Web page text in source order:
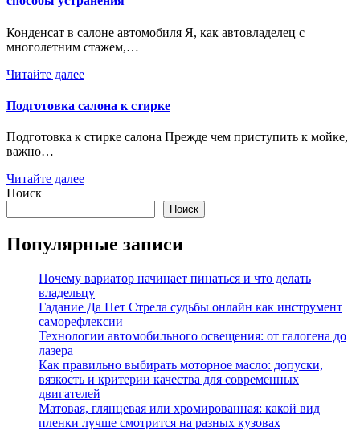
Конденсат в салоне автомобиля Я, как автовладелец с
многолетним стажем,…
Читайте далее
Подготовка салона к стирке
Подготовка к стирке салона Прежде чем приступить к мойке,
важно…
Читайте далее
Поиск
Поиск
Популярные записи
Почему вариатор начинает пинаться и что делать
владельцу
Гадание Да Нет Стрела судьбы онлайн как инструмент
саморефлексии
Технологии автомобильного освещения: от галогена до
лазера
Как правильно выбирать моторное масло: допуски,
вязкость и критерии качества для современных
двигателей
Матовая, глянцевая или хромированная: какой вид
пленки лучше смотрится на разных кузовах